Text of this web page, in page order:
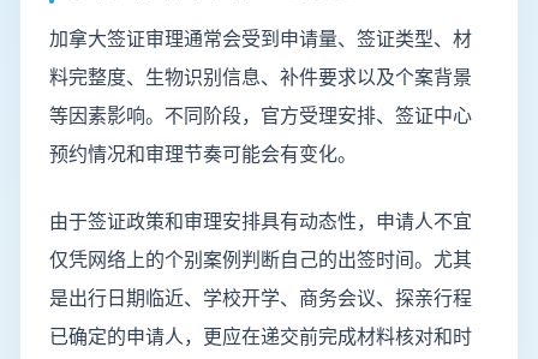
加拿大签证审理通常会受到申请量、签证类型、材
料完整度、生物识别信息、补件要求以及个案背景
等因素影响。不同阶段，官方受理安排、签证中心
预约情况和审理节奏可能会有变化。
由于签证政策和审理安排具有动态性，申请人不宜
仅凭网络上的个别案例判断自己的出签时间。尤其
是出行日期临近、学校开学、商务会议、探亲行程
已确定的申请人，更应在递交前完成材料核对和时